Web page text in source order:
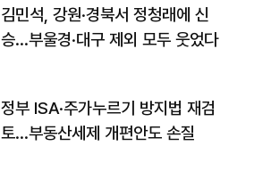
김민석, 강원·경북서 정청래에 신
승…부울경·대구 제외 모두 웃었다
정부 ISA·주가누르기 방지법 재검
토…부동산세제 개편안도 손질